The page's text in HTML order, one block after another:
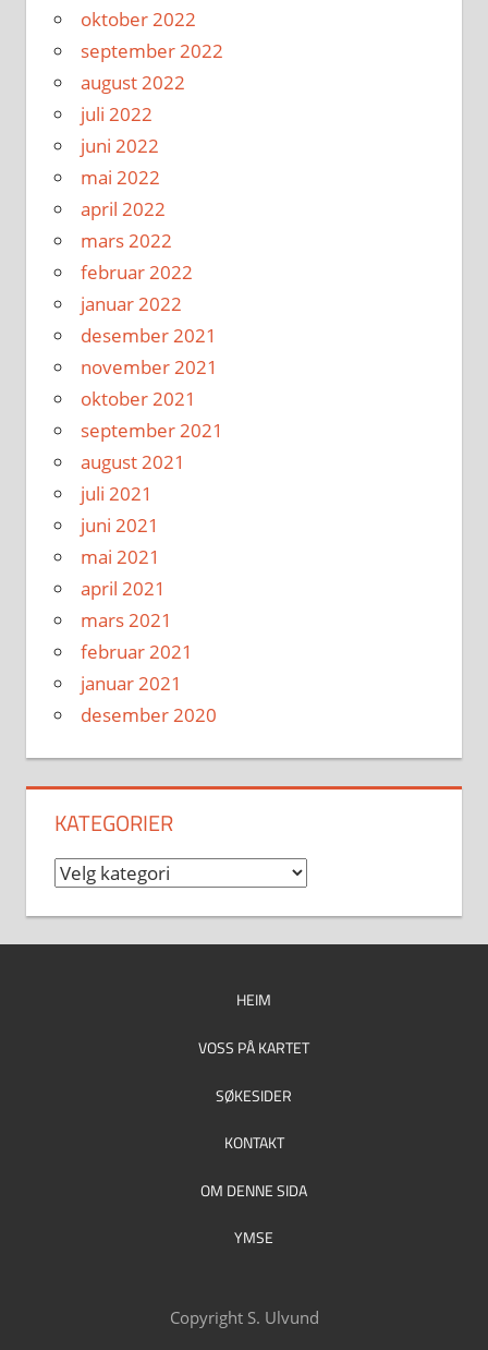
oktober 2022
september 2022
august 2022
juli 2022
juni 2022
mai 2022
april 2022
mars 2022
februar 2022
januar 2022
desember 2021
november 2021
oktober 2021
september 2021
august 2021
juli 2021
juni 2021
mai 2021
april 2021
mars 2021
februar 2021
januar 2021
desember 2020
KATEGORIER
Kategorier
HEIM
VOSS PÅ KARTET
SØKESIDER
KONTAKT
OM DENNE SIDA
YMSE
Copyright S. Ulvund